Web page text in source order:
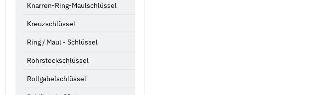
Knarren-Ring-Maulschlüssel
Kreuzschlüssel
Ring / Maul - Schlüssel
Rohrsteckschlüssel
Rollgabelschlüssel